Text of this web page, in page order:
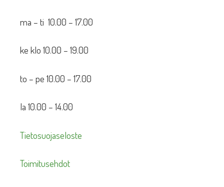
ma – ti 10.00 – 17.00
ke klo 10.00 – 19.00
to – pe 10.00 – 17.00
la 10.00 – 14.00
Tietosuojaseloste
Toimitusehdot